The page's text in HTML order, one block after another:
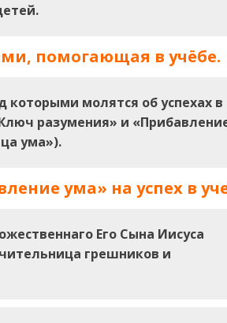
помогающая в учёбе.
молятся об успехах в
разумения» и
ума»).
ума» на успех в
Его Сына Иисуса
грешников и